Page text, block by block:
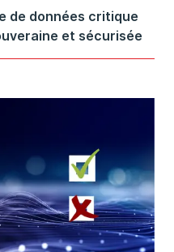
de données critique
et sécurisée